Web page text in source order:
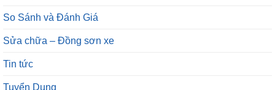
So Sánh và Đánh Giá
Sửa chữa – Đồng sơn xe
Tin tức
Tuyển Dụng